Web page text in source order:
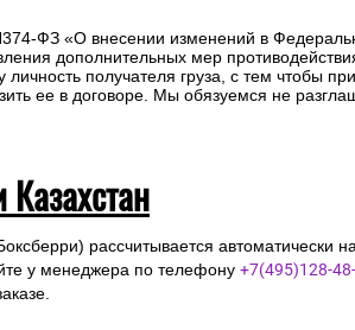
ФЗ «О внесении изменений в
дополнительных мер
получателя груза, с тем чтобы
ее в договоре. Мы обязуемся не
рассчитывается автоматически
у менеджера по телефону +7(495)128-